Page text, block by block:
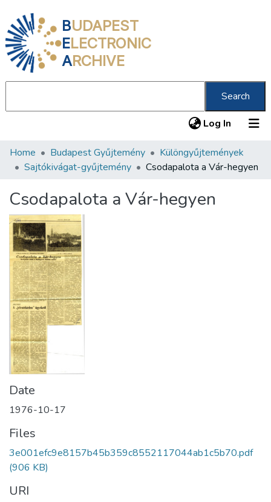
BUDAPEST
ELECTRONIC
ARCHIVE
Search
Log In (current)
Communities & Collections
Statistics
About us
Home Budapest Gyűjtemény
Különgyűjtemények
Sajtókivágat-gyűjtemény
Csodapalota a Vár-hegyen
Csodapalota a Vár-hegyen
Date
1976-10-17
Files
3e001efc9e8157b45b359c8552117044ab1c5b70.pdf
(906 KB)
URI